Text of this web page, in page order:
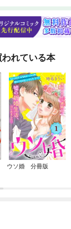
れている本
ウソ婚 分冊版